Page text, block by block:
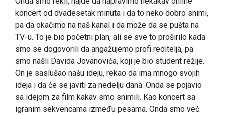
koncert od dvadesetak minuta i da to neko dobro snimi,
pa da okačimo na naš kanal i da može da se pušta na
TV-u. To je bio početni plan, ali se sve to proširilo kada
smo se dogovorili da angažujemo profi reditelja, pa
smo našli Davida Jovanovića, koji je bio student režije.
On je saslušao našu ideju, rekao da ima mnogo svojih
ideja i da će se javiti za nedelju dana. Onda se pojavio
sa idejom za film kakav smo snimili. Kao koncert sa
igranim sekvencama između pesama. Onda smo već